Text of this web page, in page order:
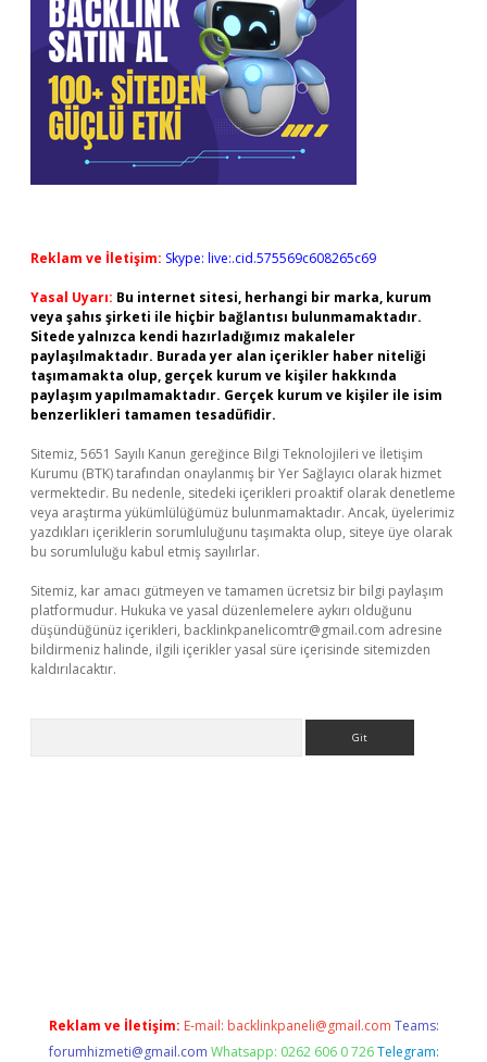
Reklam ve İletişim: Skype: live:.cid.575569c608265c69
Yasal Uyarı: Bu internet sitesi, herhangi bir marka, kurum
veya şahıs şirketi ile hiçbir bağlantısı bulunmamaktadır.
Sitede yalnızca kendi hazırladığımız makaleler
paylaşılmaktadır. Burada yer alan içerikler haber niteliği
taşımamakta olup, gerçek kurum ve kişiler hakkında
paylaşım yapılmamaktadır. Gerçek kurum ve kişiler ile isim
benzerlikleri tamamen tesadüfidir.
Sitemiz, 5651 Sayılı Kanun gereğince Bilgi Teknolojileri ve İletişim
Kurumu (BTK) tarafından onaylanmış bir Yer Sağlayıcı olarak hizmet
vermektedir. Bu nedenle, sitedeki içerikleri proaktif olarak denetleme
veya araştırma yükümlülüğümüz bulunmamaktadır. Ancak, üyelerimiz
yazdıkları içeriklerin sorumluluğunu taşımakta olup, siteye üye olarak
bu sorumluluğu kabul etmiş sayılırlar.
Sitemiz, kar amacı gütmeyen ve tamamen ücretsiz bir bilgi paylaşım
platformudur. Hukuka ve yasal düzenlemelere aykırı olduğunu
düşündüğünüz içerikleri, backlinkpanelicomtr@gmail.com adresine
bildirmeniz halinde, ilgili içerikler yasal süre içerisinde sitemizden
kaldırılacaktır.
Reklam ve İletişim: E-mail: backlinkpaneli@gmail.com Teams:
forumhizmeti@gmail.com Whatsapp: 0262 606 0 726 Telegram: